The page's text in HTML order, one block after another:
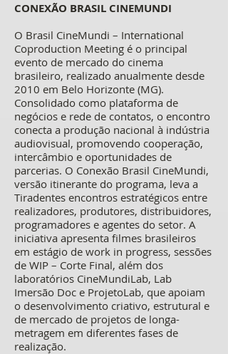
CONEXÃO BRASIL CINEMUNDI
O Brasil CineMundi – International
Coproduction Meeting é o principal
evento de mercado do cinema
brasileiro, realizado anualmente desde
2010 em Belo Horizonte (MG).
Consolidado como plataforma de
negócios e rede de contatos, o encontro
conecta a produção nacional à indústria
audiovisual, promovendo cooperação,
intercâmbio e oportunidades de
parcerias. O Conexão Brasil CineMundi,
versão itinerante do programa, leva a
Tiradentes encontros estratégicos entre
realizadores, produtores, distribuidores,
programadores e agentes do setor. A
iniciativa apresenta filmes brasileiros
em estágio de work in progress, sessões
de WIP – Corte Final, além dos
laboratórios CineMundiLab, Lab
Imersão Doc e ProjetoLab, que apoiam
o desenvolvimento criativo, estrutural e
de mercado de projetos de longa-
metragem em diferentes fases de
realização.